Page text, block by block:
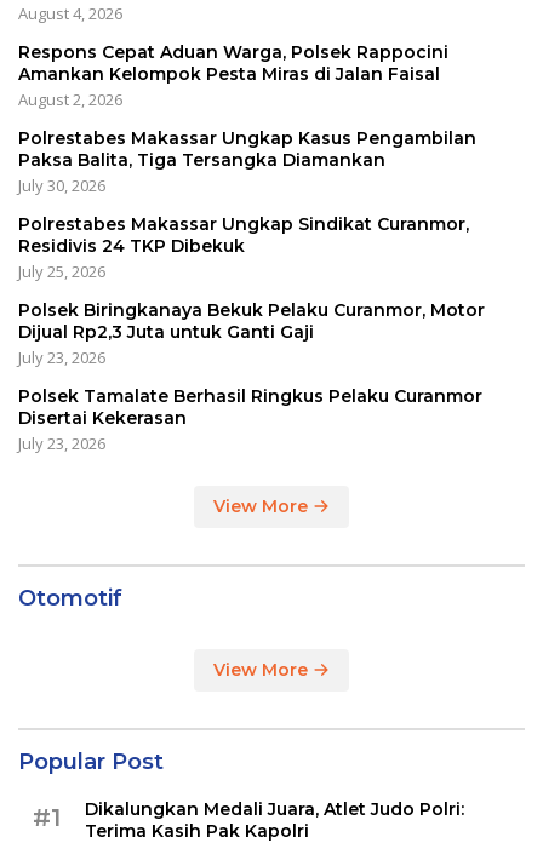
August 4, 2026
Respons Cepat Aduan Warga, Polsek Rappocini
Amankan Kelompok Pesta Miras di Jalan Faisal
August 2, 2026
Polrestabes Makassar Ungkap Kasus Pengambilan
Paksa Balita, Tiga Tersangka Diamankan
July 30, 2026
Polrestabes Makassar Ungkap Sindikat Curanmor,
Residivis 24 TKP Dibekuk
July 25, 2026
Polsek Biringkanaya Bekuk Pelaku Curanmor, Motor
Dijual Rp2,3 Juta untuk Ganti Gaji
July 23, 2026
Polsek Tamalate Berhasil Ringkus Pelaku Curanmor
Disertai Kekerasan
July 23, 2026
View More
Otomotif
View More
Popular Post
#1
Dikalungkan Medali Juara, Atlet Judo Polri:
Terima Kasih Pak Kapolri